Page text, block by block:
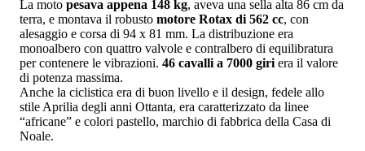
La moto pesava appena 148 kg, aveva una sella alta 86 cm da
terra, e montava il robusto motore Rotax di 562 cc, con
alesaggio e corsa di 94 x 81 mm. La distribuzione era
monoalbero con quattro valvole e contralbero di equilibratura
per contenere le vibrazioni. 46 cavalli a 7000 giriera il valore
di potenza massima.
Anche la ciclistica era di buon livello e il design, fedele allo
stile Aprilia degli anni Ottanta, era caratterizzato da linee
“africane” e colori pastello, marchio di fabbrica della Casa di
Noale.